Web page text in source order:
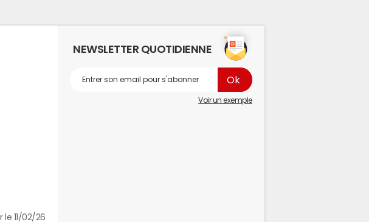
le 11/02/26
NEWSLETTER QUOTIDIENNE
Voir un exemple